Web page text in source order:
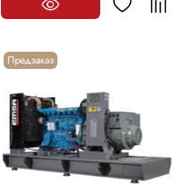
Предзаказ